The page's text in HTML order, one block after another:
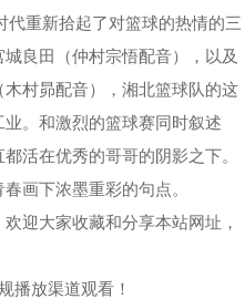
第44集
第48集
第52集
重新拾起了对篮球的热情的三
良田（仲村宗悟配音），以及
村昴配音），湘北篮球队的这
。和激烈的篮球赛同时叙述
活在优秀的哥哥的阴影之下。
画下浓墨重彩的句点。
迎大家收藏和分享本站网址，
播放渠道观看！